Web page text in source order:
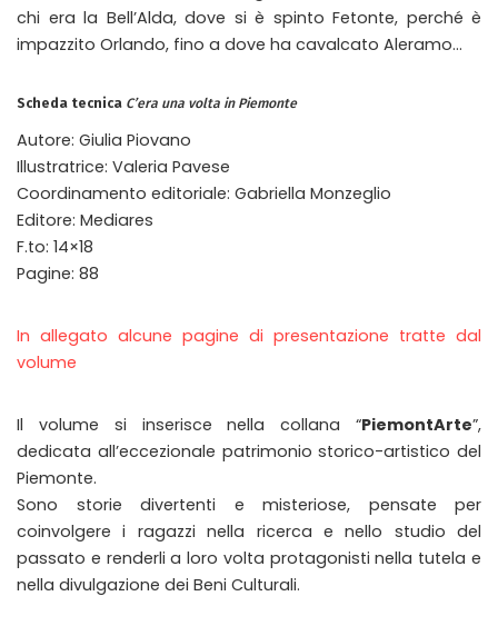
chi era la Bell’Alda, dove si è spinto Fetonte, perché è
impazzito Orlando, fino a dove ha cavalcato Aleramo…
Scheda tecnica C’era una volta in Piemonte
Autore: Giulia Piovano
Illustratrice: Valeria Pavese
Coordinamento editoriale: Gabriella Monzeglio
Editore: Mediares
F.to: 14×18
Pagine: 88
In allegato alcune pagine di presentazione tratte dal
volume
Il volume si inserisce nella collana “PiemontArte”,
dedicata all’eccezionale patrimonio storico-artistico del
Piemonte.
Sono storie divertenti e misteriose, pensate per
coinvolgere i ragazzi nella ricerca e nello studio del
passato e renderli a loro volta protagonisti nella tutela e
nella divulgazione dei Beni Culturali.